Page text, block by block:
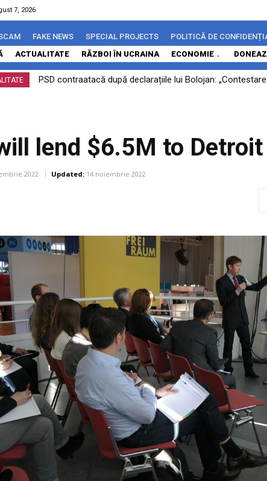
7, 2026
FAKE NEWS SPECIAL PROJECTS
POLITICĂ DE
ACTUALITATE RĂZBOI ÎN UCRAINA ECONOMIE
PSD contraatacă după declarațiile lui Bolojan:
lend $6.5M to
2022 Updated: 14 noiembrie 2022